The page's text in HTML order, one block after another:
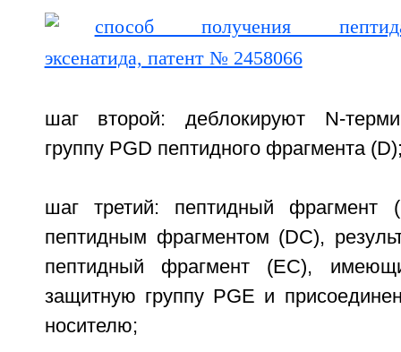
шаг второй: деблокируют N-
группу PGD пептидного фрагмента
шаг третий: пептидный фрагмент
пептидным фрагментом (DC),
пептидный фрагмент (ЕС),
защитную группу PGE и
носителю;